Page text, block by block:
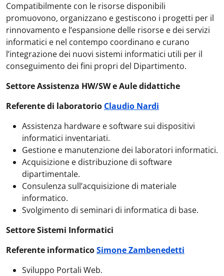
Compatibilmente con le risorse disponibili
promuovono, organizzano e gestiscono i progetti per il
rinnovamento e l’espansione delle risorse e dei servizi
informatici e nel contempo coordinano e curano
l’integrazione dei nuovi sistemi informatici utili per il
conseguimento dei fini propri del Dipartimento.
Settore Assistenza HW/SW e Aule didattiche
Referente di laboratorio Claudio Nardi
Assistenza hardware e software sui dispositivi
informatici inventariati.
Gestione e manutenzione dei laboratori informatici.
Acquisizione e distribuzione di software
dipartimentale.
Consulenza sull’acquisizione di materiale
informatico.
Svolgimento di seminari di informatica di base.
Settore Sistemi Informatici
Referente informaticoSimone Zambenedetti
Sviluppo Portali Web.